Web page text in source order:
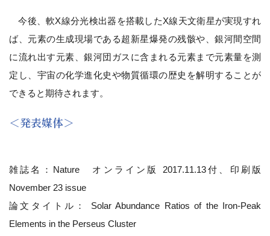
今後、軟X線分光検出器を搭載したX線天文衛星が実現すれ
ば、元素の生成現場である超新星爆発の残骸や、銀河間空間
に流れ出す元素、銀河団ガスに含まれる元素まで元素量を測
定し、宇宙の化学進化史や物質循環の歴史を解明することが
できると期待されます。
＜発表媒体＞
雑誌名：Nature オンライン版 2017.11.13付、印刷版
November 23 issue
論文タイトル： Solar Abundance Ratios of the Iron-Peak
Elements in the Perseus Cluster